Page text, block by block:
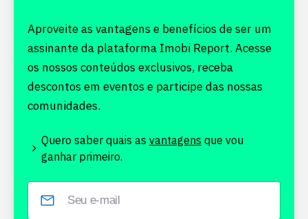
Aproveite as vantagens e benefícios de ser um
assinante da plataforma Imobi Report. Acesse
os nossos conteúdos exclusivos, receba
descontos em eventos e participe das nossas
comunidades.
Quero saber quais as vantagens que vou
ganhar primeiro.